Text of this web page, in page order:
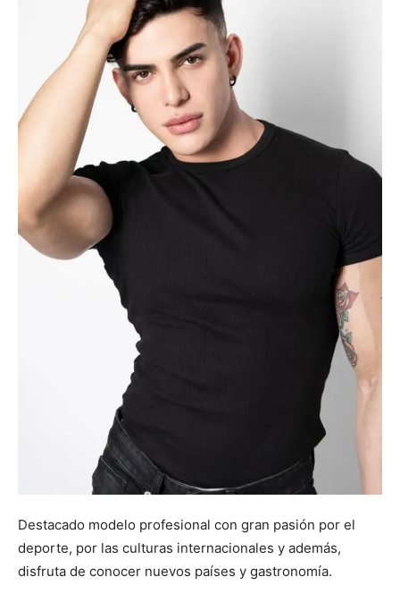
Destacado modelo profesional con gran pasión por el
deporte, por las culturas internacionales y además,
disfruta de conocer nuevos países y gastronomía.